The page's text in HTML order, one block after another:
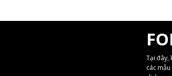
Tại đây,
các